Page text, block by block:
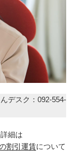
デスク：092-554-
細は
割引運賃について